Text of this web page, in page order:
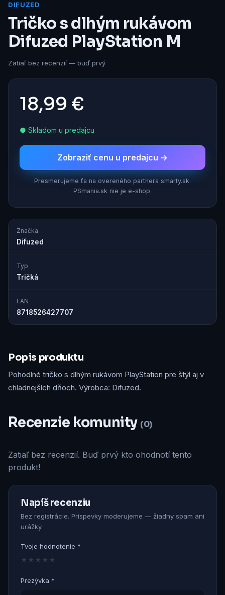
DIFUZED
Tričko s dlhým rukávom
Difuzed PlayStation M
Zatiaľ bez recenzií — buď prvý
18,99 €
● Skladom u predajcu
Zobraziť cenu u predajcu →
Presmerujeme ťa na overeného partnera smarty.sk.
PSmania.sk nie je e-shop.
Značka
Difuzed
Typ
Tričká
EAN
8718526427707
Popis produktu
Pohodlné tričko s dlhým rukávom PlayStation pre štýl aj v
chladnejších dňoch. Výrobca: Difuzed.
Recenzie komunity (0)
Zatiaľ bez recenzií. Buď prvý kto ohodnotí tento
produkt!
Napíš recenziu
Bez registrácie. Príspevky moderujeme — žiadny spam ani
urážky.
Tvoje hodnotenie *
★
★
★
★
★
Prezývka *